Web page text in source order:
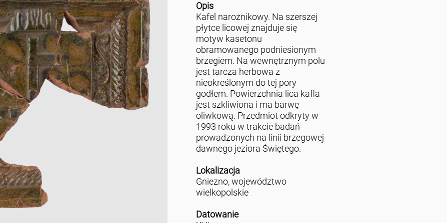
Opis
Kafel narożnikowy. Na szerszej
płytce licowej znajduje się
motyw kasetonu
obramowanego podniesionym
brzegiem. Na wewnętrznym polu
jest tarcza herbowa z
nieokreślonym do tej pory
godłem. Powierzchnia lica kafla
jest szkliwiona i ma barwę
oliwkową. Przedmiot odkryty w
1993 roku w trakcie badań
prowadzonych na linii brzegowej
dawnego jeziora Świętego.
Lokalizacja
Gniezno, województwo
wielkopolskie
Datowanie